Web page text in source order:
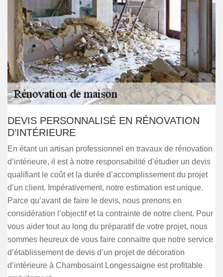
DEVIS PERSONNALISÉ EN RÉNOVATION
D’INTÉRIEURE
En étant un artisan professionnel en travaux de rénovation
d’intérieure, il est à notre responsabilité d’étudier un devis
qualifiant le coût et la durée d’accomplissement du projet
d’un client. Impérativement, notre estimation est unique.
Parce qu’avant de faire le devis, nous prenons en
considération l’objectif et la contrainte de notre client. Pour
vous aider tout au long du préparatif de votre projet, nous
sommes heureux de vous faire connaitre que notre service
d’établissement de devis d’un projet de décoration
d’intérieure à Chambosaint Longessaigne est profitable